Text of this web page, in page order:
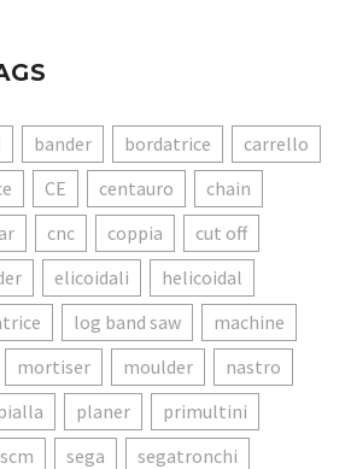
bander bordatrice
carrello
CE centauro
chain
cnc coppia
cut off
elicoidali
helicoidal
log band saw
machine
mortiser moulder
nastro
planer
primultini
scm sega
segatronchi